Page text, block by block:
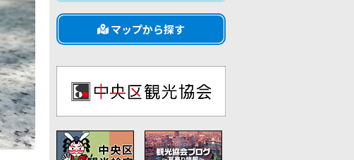
マップから探す